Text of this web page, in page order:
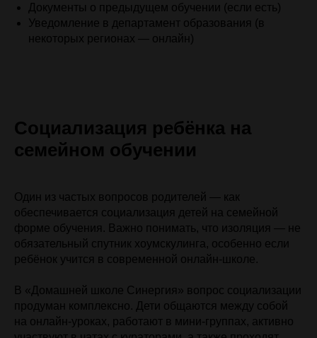
Документы о предыдущем обучении (если есть)
Уведомление в департамент образования (в
некоторых регионах — онлайн)
Социализация ребёнка на
семейном обучении
Один из частых вопросов родителей — как
обеспечивается социализация детей на семейной
форме обучения. Важно понимать, что изоляция — не
обязательный спутник хоумскулинга, особенно если
ребёнок учится в современной онлайн-школе.
В «Домашней школе Синергия» вопрос социализации
продуман комплексно. Дети общаются между собой
на онлайн-уроках, работают в мини-группах, активно